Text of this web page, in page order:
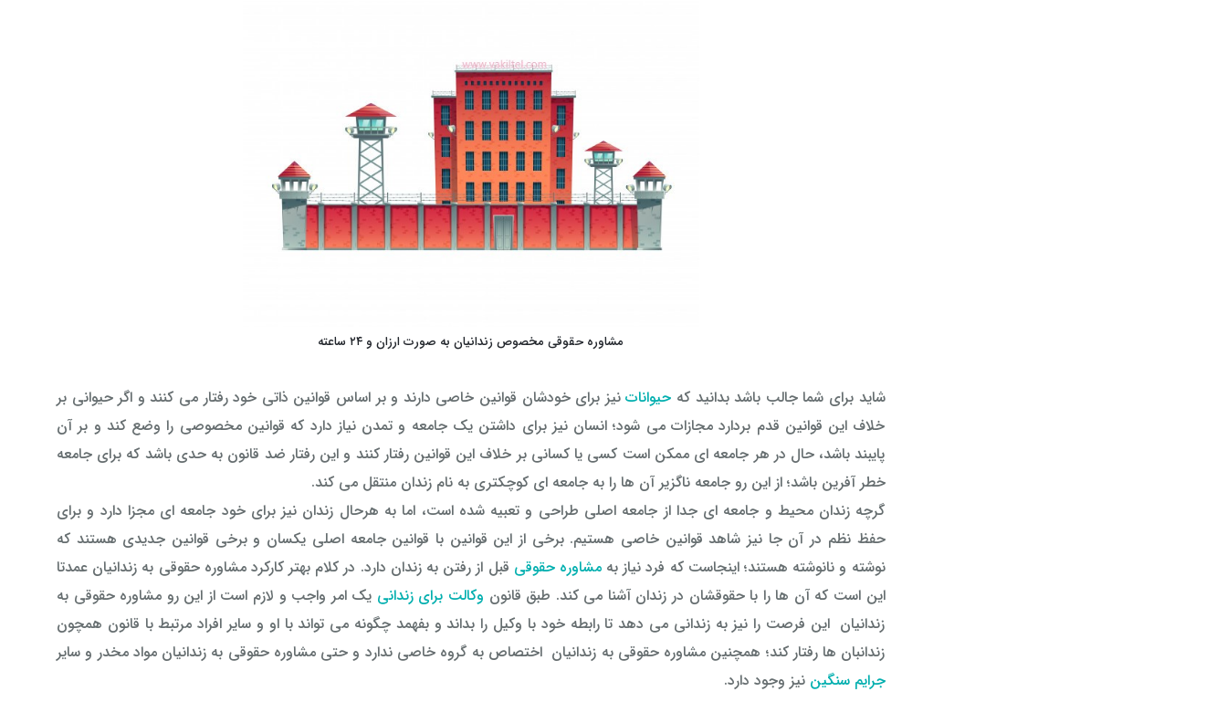
مشاوره حقوقی مخصوص زندانیان به صورت ارزان و ۲۴ ساعته
شاید برای شما جالب باشد بدانید که حیواناتنیز برای خودشان قوانین خاصی دارند و بر اساس قوانین ذاتی خود رفتار می کنند و اگر حیوانی بر
خلاف این قوانین قدم بردارد مجازات می شود؛ انسان نیز برای داشتن یک جامعه و تمدن نیاز دارد که قوانین مخصوصی را وضع کند و بر آن
پایبند باشد، حال در هر جامعه ای ممکن است کسی یا کسانی بر خلاف این قوانین رفتار کنند و این رفتار ضد قانون به حدی باشد که برای جامعه
خطر آفرین باشد؛ از این رو جامعه ناگزیر آن ها را به جامعه ای کوچکتری به نام زندان منتقل می کند.
گرچه زندان محیط و جامعه ای جدا از جامعه اصلی طراحی و تعبیه شده است، اما به هرحال زندان نیز برای خود جامعه ای مجزا دارد و برای
حفظ نظم در آن جا نیز شاهد قوانین خاصی هستیم. برخی از این قوانین با قوانین جامعه اصلی یکسان و برخی قوانین جدیدی هستند که
نوشته و نانوشته هستند؛ اینجاست که فرد نیاز بهمشاوره حقوقی قبل از رفتن به زندان دارد. در کلام بهتر کارکرد مشاوره حقوقی به زندانیان عمدتا
این است که آن ها را با حقوقشان در زندان آشنا می کند. طبق قانون وکالت برای زندانی یک امر واجب و لازم است از این رو مشاوره حقوقی به
زندانیان این فرصت را نیز به زندانی می دهد تا رابطه خود با وکیل را بداند و بفهمد چگونه می تواند با او و سایر افراد مرتبط با قانون همچون
زندانبان ها رفتار کند؛ همچنین مشاوره حقوقی به زندانیان اختصاص به گروه خاصی ندارد و حتی مشاوره حقوقی به زندانیان مواد مخدر و سایر
جرایم سنگین نیز وجود دارد.